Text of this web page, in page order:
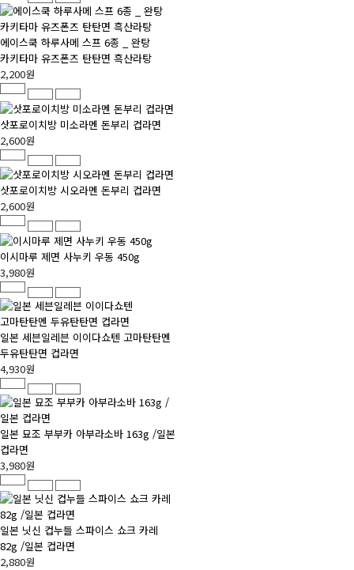
에이스쿡 하루사메 스프 6종 _ 완탕
카키타마 유즈폰즈 탄탄면 흑산라탕
2,200원
삿포로이치방 미소라멘 돈부리 컵라면
2,600원
삿포로이치방 시오라멘 돈부리 컵라면
2,600원
이시마루 제면 사누키 우동 450g
3,980원
일본 세븐일레븐 이이다쇼텐 고마탄탄멘
두유탄탄면 컵라면
4,930원
일본 묘조 부부카 아부라소바 163g /일본
컵라면
3,980원
일본 닛신 컵누들 스파이스 쇼크 카레
82g /일본 컵라면
2,880원